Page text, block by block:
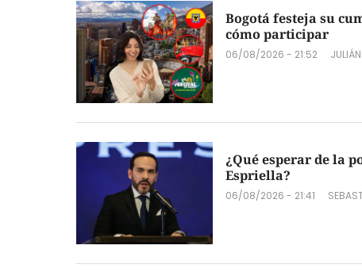
Bogotá festeja su
cómo participar
06/08/2026 - 21:52
¿Qué esperar de la
Espriella?
06/08/2026 - 21:41